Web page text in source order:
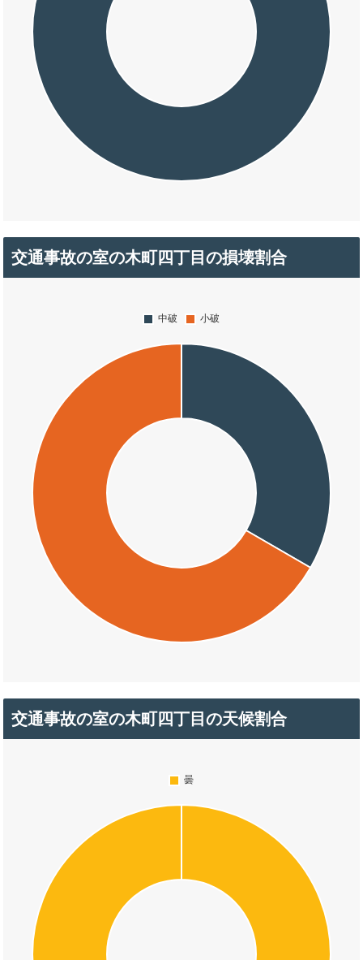
交通事故の室の木町四丁目の損壊割合
交通事故の室の木町四丁目の天候割合